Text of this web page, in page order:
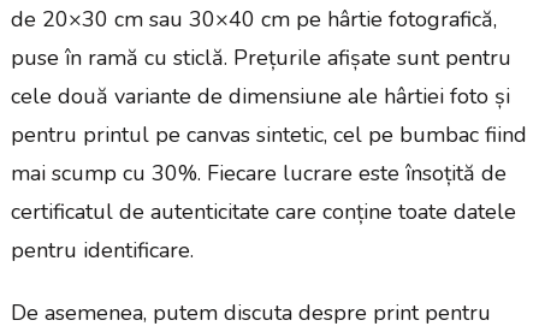
de 20×30 cm sau 30×40 cm pe hârtie fotografică,
puse în ramă cu sticlă. Prețurile afișate sunt pentru
cele două variante de dimensiune ale hârtiei foto și
pentru printul pe canvas sintetic, cel pe bumbac fiind
mai scump cu 30%. Fiecare lucrare este însoțită de
certificatul de autenticitate care conține toate datele
pentru identificare.
De asemenea, putem discuta despre print pentru